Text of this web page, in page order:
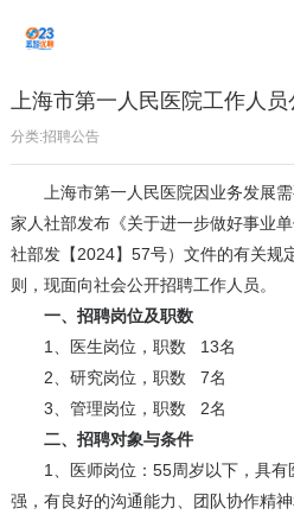
上海市第一人民医院工作人
分类:招聘公告
上海市第一人民医院因业务发展需
家人社部发布《关于进一步做好事业
社部发【2024】57号）文件的有关规
则，现面向社会公开招聘工作人员。
一、招聘岗位及职数
1、
医生岗位，职数 13名
2、 研究岗位，职数 7名
3、 管理岗位，职数 2名
二、招聘对象与条件
1、医师岗位：55周岁以下，具有
强，有良好的沟通能力、团队协作精